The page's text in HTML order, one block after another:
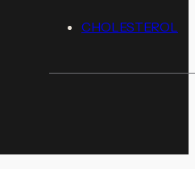
CHOLESTEROL